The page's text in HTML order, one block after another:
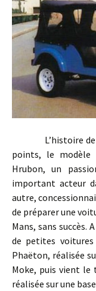
L’histoire de la
points, le modèle
Hrubon, un
important acteur
autre,
de préparer une
Mans, sans succès.
de petites
Phaëton, réalisée
Moke, puis vient le
réalisée sur une